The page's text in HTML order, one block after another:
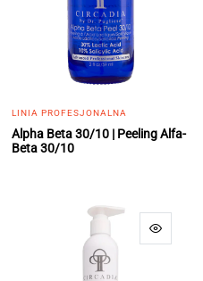
LINIA PROFESJONALNA
Alpha Beta 30/10 | Peeling Alfa-
Beta 30/10